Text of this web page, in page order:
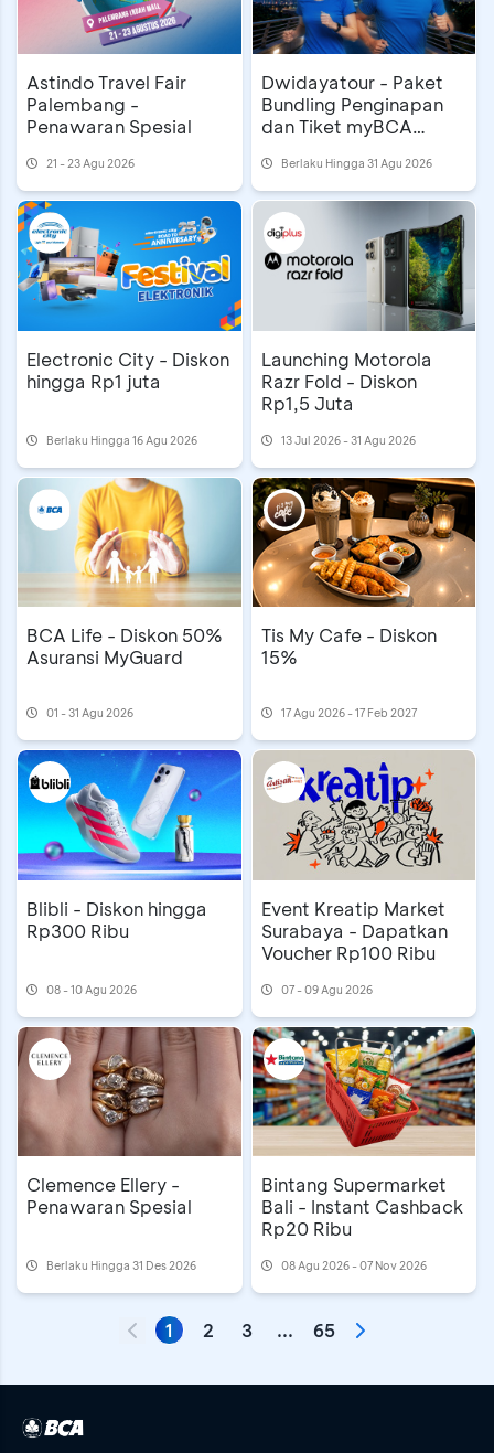
Astindo Travel Fair
Palembang -
Penawaran Spesial
21 - 23 Agu 2026
Dwidayatour - Paket
Bundling Penginapan
dan Tiket myBCA
Festival 2026
Berlaku Hingga 31 Agu 2026
Electronic City - Diskon
hingga Rp1 juta
Berlaku Hingga 16 Agu 2026
Launching Motorola
Razr Fold - Diskon
Rp1,5 Juta
13 Jul 2026 - 31 Agu 2026
BCA Life - Diskon 50%
Asuransi MyGuard
01 - 31 Agu 2026
Tis My Cafe - Diskon
15%
17 Agu 2026 - 17 Feb 2027
Blibli - Diskon hingga
Rp300 Ribu
08 - 10 Agu 2026
Event Kreatip Market
Surabaya - Dapatkan
Voucher Rp100 Ribu
07 - 09 Agu 2026
Clemence Ellery -
Penawaran Spesial
Berlaku Hingga 31 Des 2026
Bintang Supermarket
Bali - Instant Cashback
Rp20 Ribu
08 Agu 2026 - 07 Nov 2026
1 2 3 ... 65